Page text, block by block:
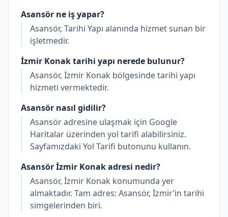
Asansör ne iş yapar?
Asansör, Tarihi Yapı alanında hizmet sunan bir
işletmedir.
İzmir Konak tarihi yapı nerede bulunur?
Asansör, İzmir Konak bölgesinde tarihi yapı
hizmeti vermektedir.
Asansör nasıl gidilir?
Asansör adresine ulaşmak için Google
Haritalar üzerinden yol tarifi alabilirsiniz.
Sayfamızdaki Yol Tarifi butonunu kullanın.
Asansör İzmir Konak adresi nedir?
Asansör, İzmir Konak konumunda yer
almaktadır. Tam adres: Asansör, İzmir’in tarihi
simgelerinden biri.